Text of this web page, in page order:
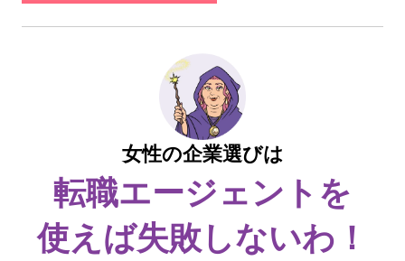
女性の企業選びは
転職エージェントを
使えば失敗しないわ！